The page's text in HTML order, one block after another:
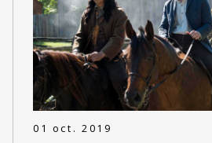
01 oct. 2019